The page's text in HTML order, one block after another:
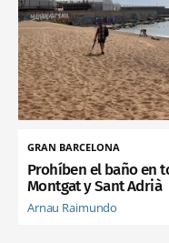
GRAN BARCELONA
Prohíben el baño en
Montgat y Sant Adrià
Arnau Raimundo